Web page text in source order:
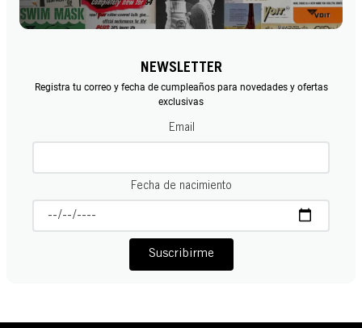
NEWSLETTER
Registra tu correo y fecha de cumpleaños para novedades y ofertas
exclusivas
Email
Fecha de nacimiento
Suscribirme